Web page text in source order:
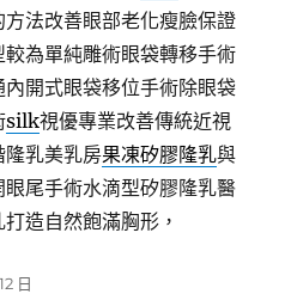
法改善眼部老化瘦臉保證
為單純雕術眼袋轉移手術
內開式眼袋移位手術除眼袋
silk視優專業改善傳統近視
隆乳美乳房果凍矽膠隆乳與
尾手術水滴型矽膠隆乳醫
造自然飽滿胸形，
日